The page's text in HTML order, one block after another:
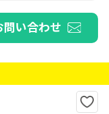
問い合わせ